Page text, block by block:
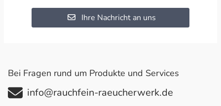
Ihre Nachricht an uns
Bei Fragen rund um Produkte und Services
info@rauchfein-raeucherwerk.de